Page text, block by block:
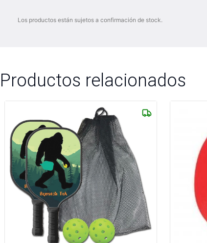
Los productos están sujetos a confirmación de stock.
Productos relacionados